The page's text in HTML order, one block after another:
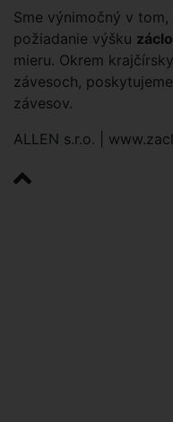
Sme výnimočný v
požiadanie výšku
mieru. Okrem
závesoch,
závesov.
ALLEN s.r.o. |